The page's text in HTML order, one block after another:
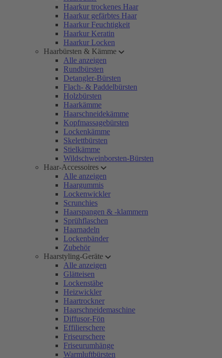
Haarkur trockenes Haar
Haarkur gefärbtes Haar
Haarkur Feuchtigkeit
Haarkur Keratin
Haarkur Locken
Haarbürsten & Kämme
Alle anzeigen
Rundbürsten
Detangler-Bürsten
Flach- & Paddelbürsten
Holzbürsten
Haarkämme
Haarschneidekämme
Kopfmassagebürsten
Lockenkämme
Skelettbürsten
Stielkämme
Wildschweinborsten-Bürsten
Haar-Accessoires
Alle anzeigen
Haargummis
Lockenwickler
Scrunchies
Haarspangen & -klammern
Sprühflaschen
Haarnadeln
Lockenbänder
Zubehör
Haarstyling-Geräte
Alle anzeigen
Glätteisen
Lockenstäbe
Heizwickler
Haartrockner
Haarschneidemaschine
Diffusor-Fön
Effilierschere
Friseurschere
Friseurumhänge
Warmluftbürsten